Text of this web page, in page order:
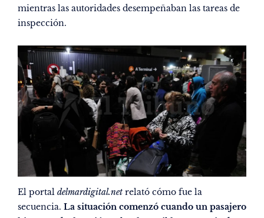
mientras las autoridades desempeñaban las tareas de
inspección.
El portal delmardigital.net relató cómo fue la
secuencia. La situación comenzó cuando un pasajero